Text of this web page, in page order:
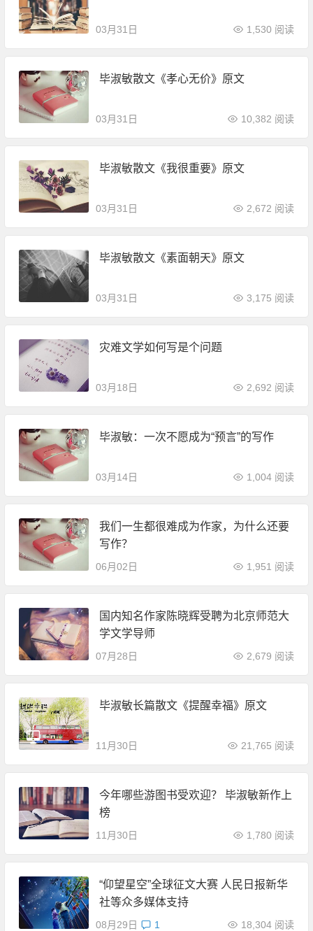
03月31日 1,530 阅读
毕淑敏散文《孝心无价》原文
03月31日 10,382 阅读
毕淑敏散文《我很重要》原文
03月31日 2,672 阅读
毕淑敏散文《素面朝天》原文
03月31日 3,175 阅读
灾难文学如何写是个问题
03月18日 2,692 阅读
毕淑敏：一次不愿成为“预言”的写作
03月14日 1,004 阅读
我们一生都很难成为作家，为什么还要
写作？
06月02日 1,951 阅读
国内知名作家陈晓辉受聘为北京师范大
学文学导师
07月28日 2,679 阅读
毕淑敏长篇散文《提醒幸福》原文
11月30日 21,765 阅读
今年哪些游图书受欢迎？ 毕淑敏新作上
榜
11月30日 1,780 阅读
“仰望星空”全球征文大赛 人民日报新华
社等众多媒体支持
08月29日 18,304 阅读
1